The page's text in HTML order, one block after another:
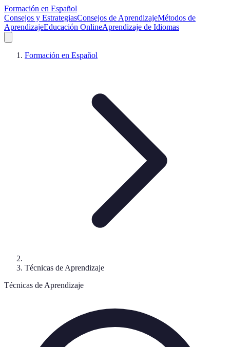
Formación en Español
Consejos y EstrategiasConsejos de AprendizajeMétodos de
AprendizajeEducación OnlineAprendizaje de Idiomas
Formación en Español
Técnicas de Aprendizaje
Técnicas de Aprendizaje